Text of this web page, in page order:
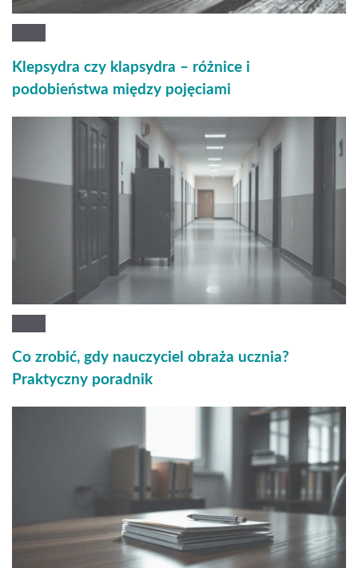
Klepsydra czy klapsydra – różnice i
podobieństwa między pojęciami
Co zrobić, gdy nauczyciel obraża ucznia?
Praktyczny poradnik